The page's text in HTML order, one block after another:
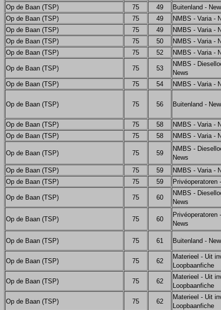
Op de Baan (TSP)
75 49
Buitenland -
Op de Baan (TSP)
75 49
NMBS - Varia -
Op de Baan (TSP)
75 49
NMBS - Varia -
Op de Baan (TSP)
75 50
NMBS - Varia -
Op de Baan (TSP)
75 52 NMBS - Varia -
Op de Baan (TSP) 75 53
NMBS -
News
Op de Baan (TSP)
75 54 NMBS - Varia -
Op de Baan (TSP) 75 56 Buitenland -
Op de Baan (TSP) 75 58
NMBS - Varia -
Op de Baan (TSP)
75 58 NMBS - Varia -
Op de Baan (TSP) 75 59
NMBS -
News
Op de Baan (TSP)
75 59
NMBS - Varia -
Op de Baan (TSP)
75 59 Privéoperatoren
Op de Baan (TSP) 75 60
NMBS -
News
Op de Baan (TSP) 75 60
Privéoperatoren
News
Op de Baan (TSP) 75 61 Buitenland -
Op de Baan (TSP) 75 62
Materieel - Uit
Loopbaanfiche
Op de Baan (TSP) 75 62
Materieel - Uit
Loopbaanfiche
Op de Baan (TSP) 75 62
Materieel - Uit
Loopbaanfiche